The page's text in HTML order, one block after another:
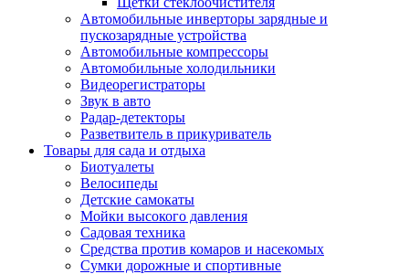
Автомобильные инверторы зарядные и
пускозарядные устройства
Автомобильные компрессоры
Автомобильные холодильники
Видеорегистраторы
Звук в авто
Радар-детекторы
Разветвитель в прикуриватель
Товары для сада и отдыха
Биотуалеты
Велосипеды
Детские самокаты
Мойки высокого давления
Садовая техника
Средства против комаров и насекомых
Сумки дорожные и спортивные